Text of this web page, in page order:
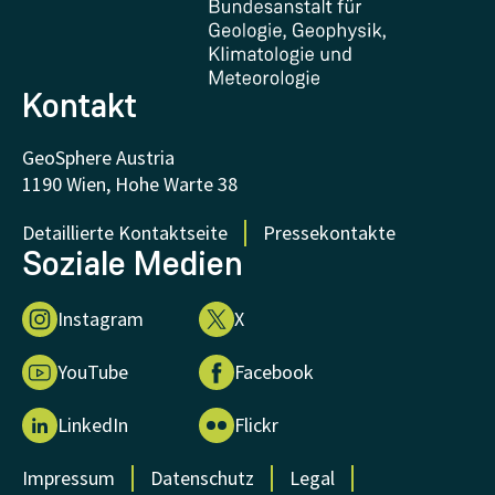
FAQ - Häufig gestellte Fragen
Forschung unterstützen
Kontakt
GeoSphere Austria
1190 Wien, Hohe Warte 38
Detaillierte Kontaktseite
Pressekontakte
Soziale Medien
Instagram X
YouTube Facebook
LinkedIn Flickr
Impressum Datenschutz
Legal